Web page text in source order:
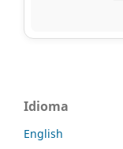
Idioma
English